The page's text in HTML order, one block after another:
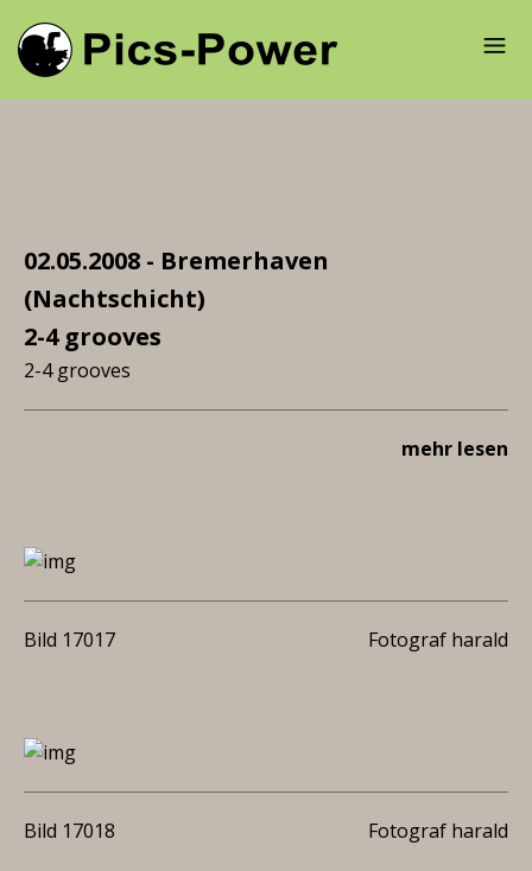
02.05.2008 - Bremerhaven
(Nachtschicht)
2-4 grooves
2-4 grooves
mehr lesen
Bild 17017 Fotograf harald
Bild 17018 Fotograf harald